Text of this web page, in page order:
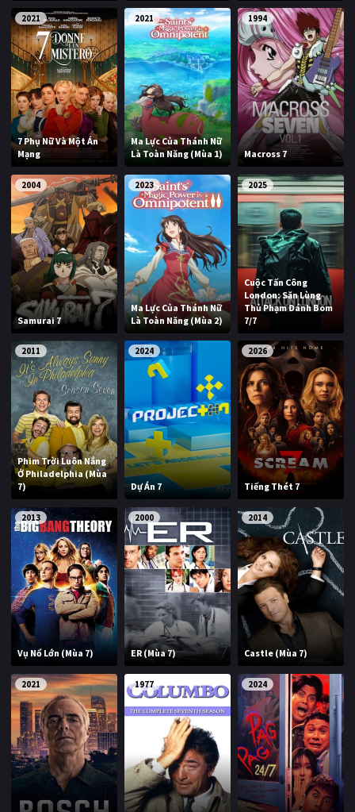
2021
7 Phụ Nữ Và Một Án
Mạng
2021
Ma Lực Của Thánh Nữ
Là Toàn Năng (Mùa 1)
1994
Macross 7
2004
Samurai 7
2023
Ma Lực Của Thánh Nữ
Là Toàn Năng (Mùa 2)
2025
Cuộc Tấn Công
London: Săn Lùng
Thủ Phạm Đánh Bom
7/7
2011
Phim Trời Luôn Nắng
Ở Philadelphia (Mùa
7)
2024
Dự Án 7
2026
Tiếng Thét 7
2013
Vụ Nổ Lớn (Mùa 7)
2000
ER (Mùa 7)
2014
Castle (Mùa 7)
2021 1977 2024